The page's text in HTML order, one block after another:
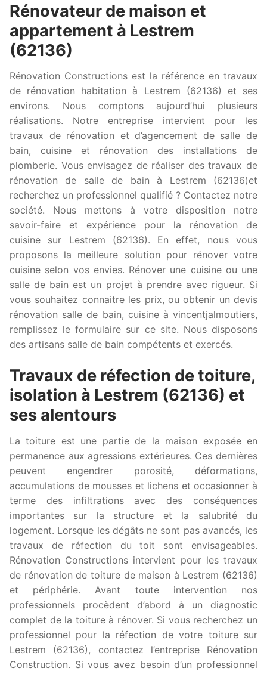
Rénovateur de maison et
appartement à Lestrem
(62136)
Rénovation Constructions est la référence en travaux
de rénovation habitation à Lestrem (62136) et ses
environs. Nous comptons aujourd’hui plusieurs
réalisations. Notre entreprise intervient pour les
travaux de rénovation et d’agencement de salle de
bain, cuisine et rénovation des installations de
plomberie. Vous envisagez de réaliser des travaux de
rénovation de salle de bain à Lestrem (62136)et
recherchez un professionnel qualifié ? Contactez notre
société. Nous mettons à votre disposition notre
savoir-faire et expérience pour la rénovation de
cuisine sur Lestrem (62136). En effet, nous vous
proposons la meilleure solution pour rénover votre
cuisine selon vos envies. Rénover une cuisine ou une
salle de bain est un projet à prendre avec rigueur. Si
vous souhaitez connaitre les prix, ou obtenir un devis
rénovation salle de bain, cuisine à vincentjalmoutiers,
remplissez le formulaire sur ce site. Nous disposons
des artisans salle de bain compétents et exercés.
Travaux de réfection de toiture,
isolation à Lestrem (62136) et
ses alentours
La toiture est une partie de la maison exposée en
permanence aux agressions extérieures. Ces dernières
peuvent engendrer porosité, déformations,
accumulations de mousses et lichens et occasionner à
terme des infiltrations avec des conséquences
importantes sur la structure et la salubrité du
logement. Lorsque les dégâts ne sont pas avancés, les
travaux de réfection du toit sont envisageables.
Rénovation Constructions intervient pour les travaux
de rénovation de toiture de maison à Lestrem (62136)
et périphérie. Avant toute intervention nos
professionnels procèdent d’abord à un diagnostic
complet de la toiture à rénover. Si vous recherchez un
professionnel pour la réfection de votre toiture sur
Lestrem (62136), contactez l’entreprise Rénovation
Construction. Si vous avez besoin d’un professionnel